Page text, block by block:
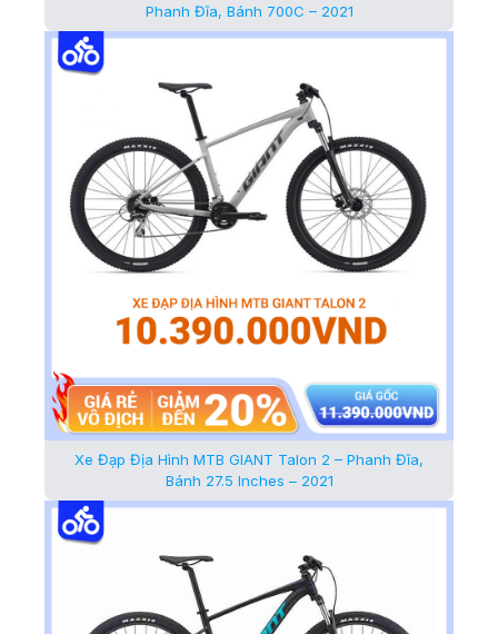
Phanh Đĩa, Bánh 700C – 2021
Xe Đạp Địa Hình MTB GIANT Talon 2 – Phanh Đĩa,
Bánh 27.5 Inches – 2021